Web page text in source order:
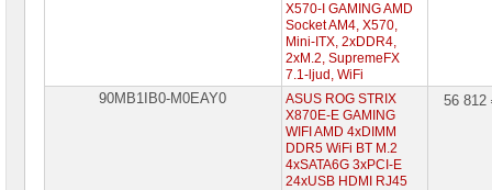
X570-I GAMING AMD
Socket AM4, X570,
Mini-ITX, 2xDDR4,
2xM.2, SupremeFX
7.1-ljud, WiFi
90MB1IB0-M0EAY0
ASUS ROG STRIX
X870E-E GAMING
WIFI AMD 4xDIMM
DDR5 WiFi BT M.2
4xSATA6G 3xPCI-E
24xUSB HDMI RJ45
56